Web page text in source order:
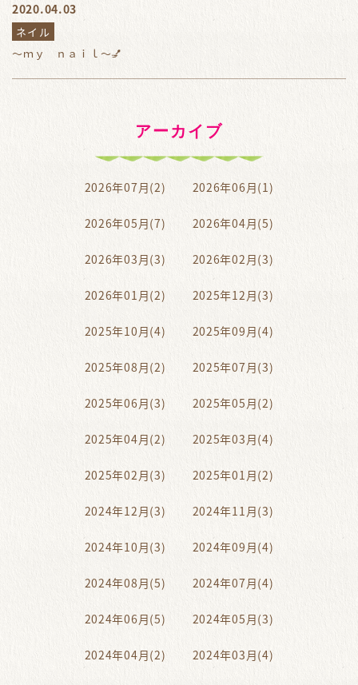
2020.04.03
ネイル
～ｍｙ ｎａｉｌ～💅
アーカイブ
2026年07月(2) 2026年06月(1)
2026年05月(7) 2026年04月(5)
2026年03月(3) 2026年02月(3)
2026年01月(2) 2025年12月(3)
2025年10月(4) 2025年09月(4)
2025年08月(2) 2025年07月(3)
2025年06月(3) 2025年05月(2)
2025年04月(2) 2025年03月(4)
2025年02月(3) 2025年01月(2)
2024年12月(3) 2024年11月(3)
2024年10月(3) 2024年09月(4)
2024年08月(5) 2024年07月(4)
2024年06月(5) 2024年05月(3)
2024年04月(2) 2024年03月(4)